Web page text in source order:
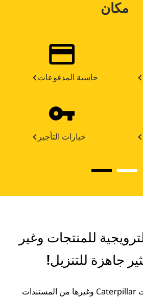
مكان
حاسبة المدفوعات
خيارات التأجير
للمنتجات وغير
جاهزة للتنزيل!
تتوفر كتيبات منتجات Caterpillar وغيرها من المستندات